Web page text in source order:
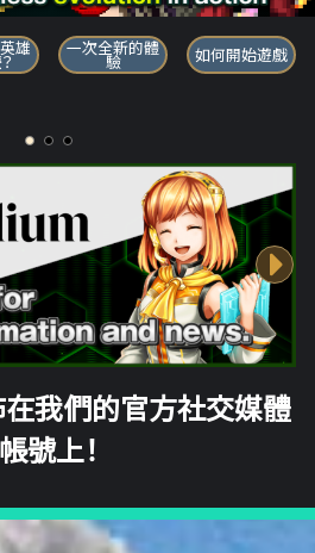
雄 一次全新的體
驗 如何開始遊戲
我們的官方社交媒體
帳號上！